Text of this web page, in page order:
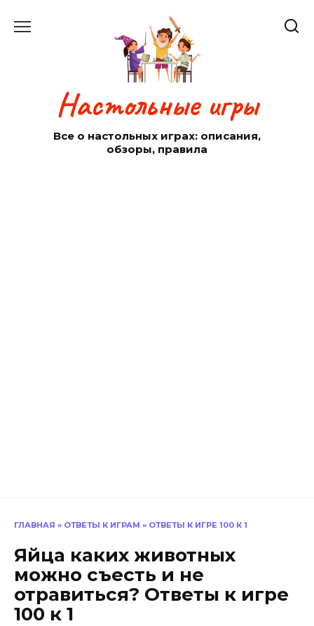
Настольные игры
Все о настольных играх: описания,
обзоры, правила
ГЛАВНАЯ » ОТВЕТЫ К ИГРАМ » ОТВЕТЫ К ИГРЕ 100 К 1
Яйца каких животных
можно съесть и не
отравиться? Ответы к игре
100 к 1